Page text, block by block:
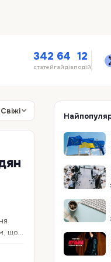
342
статей
64
гайдів
12
подій
Свіжі
що